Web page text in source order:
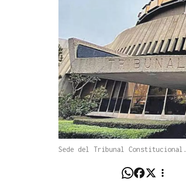
Sede del Tribunal Constitucional.